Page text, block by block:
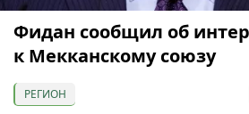
Фидан сообщил об
к Мекканскому союзу
РЕГИОН